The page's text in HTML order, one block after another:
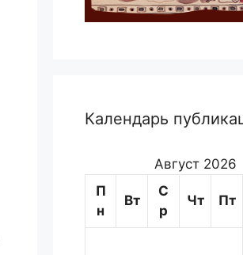
Календарь
Август 2026
П
н
Вт
С
р
Чт Пт